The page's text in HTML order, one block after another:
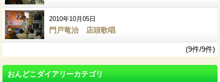
2010年10月05日
門戸竜治 店頭歌唱
(9件/9件)
おんどこダイアリーカテゴリ